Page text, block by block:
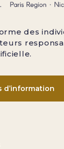
des
d’information